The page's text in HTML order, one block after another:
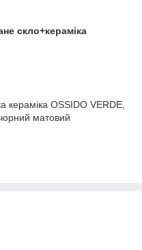
скло+кераміка
кераміка OSSIDO VERDE,
матовий